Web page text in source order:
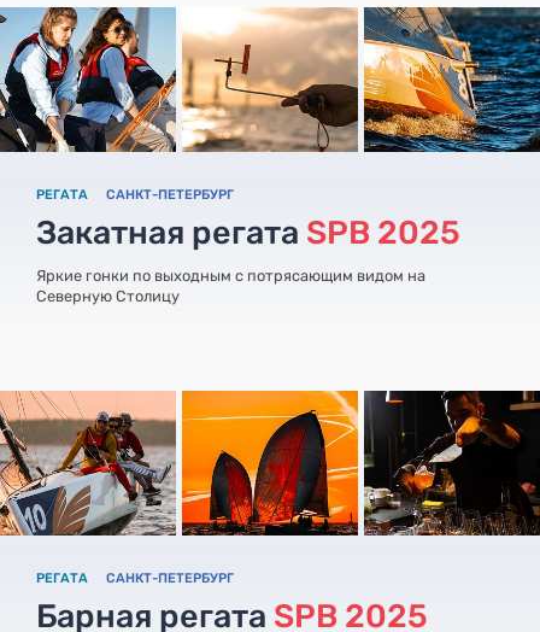
РЕГАТА САНКТ-ПЕТЕРБУРГ
Закатная регата SPB 2025
Яркие гонки по выходным с потрясающим видом на
Северную Столицу
РЕГАТА САНКТ-ПЕТЕРБУРГ
Барная регата SPB 2025